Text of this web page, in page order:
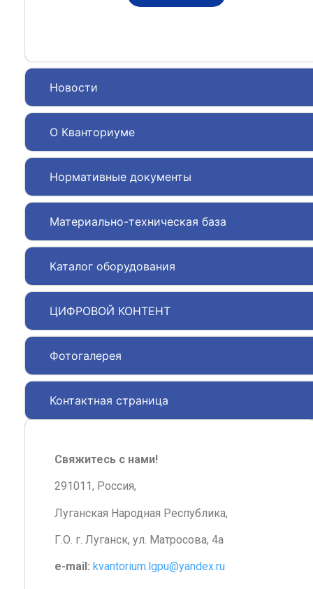
Новости
О Кванториуме
Нормативные документы
Материально-техническая база
Каталог оборудования
ЦИФРОВОЙ КОНТЕНТ
Фотогалерея
Контактная страница
Свяжитесь с нами!
291011, Россия,
Луганская Народная Республика,
Г.О. г. Луганск, ул. Матросова, 4а
e-mail: kvantorium.lgpu@yandex.ru